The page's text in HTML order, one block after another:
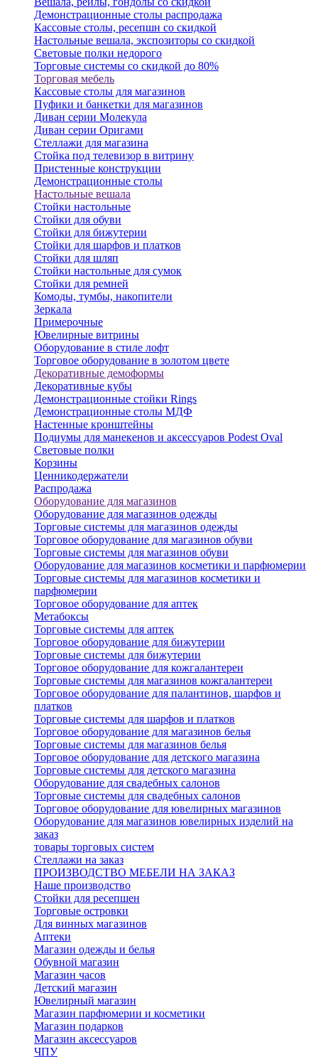
Демонстрационные столы распродажа
Кассовые столы, ресепшн со скидкой
Настольные вешала, экспозиторы со скидкой
Световые полки недорого
Торговые системы со скидкой до 80%
Торговая мебель
Кассовые столы для магазинов
Пуфики и банкетки для магазинов
Диван серии Молекула
Диван серии Оригами
Стеллажи для магазина
Стойка под телевизор в витрину
Пристенные конструкции
Демонстрационные столы
Настольные вешала
Стойки настольные
Стойки для обуви
Стойки для бижутерии
Стойки для шарфов и платков
Стойки для шляп
Стойки настольные для сумок
Стойки для ремней
Комоды, тумбы, накопители
Зеркала
Примерочные
Ювелирные витрины
Оборудование в стиле лофт
Торговое оборудование в золотом цвете
Декоративные демоформы
Декоративные кубы
Демонстрационные стойки Rings
Демонстрационные столы МДФ
Настенные кронштейны
Подиумы для манекенов и аксессуаров Podest Oval
Световые полки
Корзины
Ценникодержатели
Распродажа
Оборудование для магазинов
Оборудование для магазинов одежды
Торговые системы для магазинов одежды
Торговое оборудование для магазинов обуви
Торговые системы для магазинов обуви
Оборудование для магазинов косметики и парфюмерии
Торговые системы для магазинов косметики и
парфюмерии
Торговое оборудование для аптек
Метабоксы
Торговые системы для аптек
Торговое оборудование для бижутерии
Торговые системы для бижутерии
Торговое оборудование для кожгалантереи
Торговые системы для магазинов кожгалантереи
Торговое оборудование для палантинов, шарфов и
платков
Торговые системы для шарфов и платков
Торговое оборудование для магазинов белья
Торговые системы для магазинов белья
Торговое оборудование для детского магазина
Торговые системы для детского магазина
Оборудование для свадебных салонов
Торговые системы для свадебных салонов
Торговое оборудование для ювелирных магазинов
Оборудование для магазинов ювелирных изделий на
заказ
товары торговых систем
Стеллажи на заказ
ПРОИЗВОДСТВО МЕБЕЛИ НА ЗАКАЗ
Наше производство
Стойки для ресепшен
Торговые островки
Для винных магазинов
Аптеки
Магазин одежды и белья
Обувной магазин
Магазин часов
Детский магазин
Ювелирный магазин
Магазин парфюмерии и косметики
Магазин подарков
Магазин аксессуаров
ЧПУ